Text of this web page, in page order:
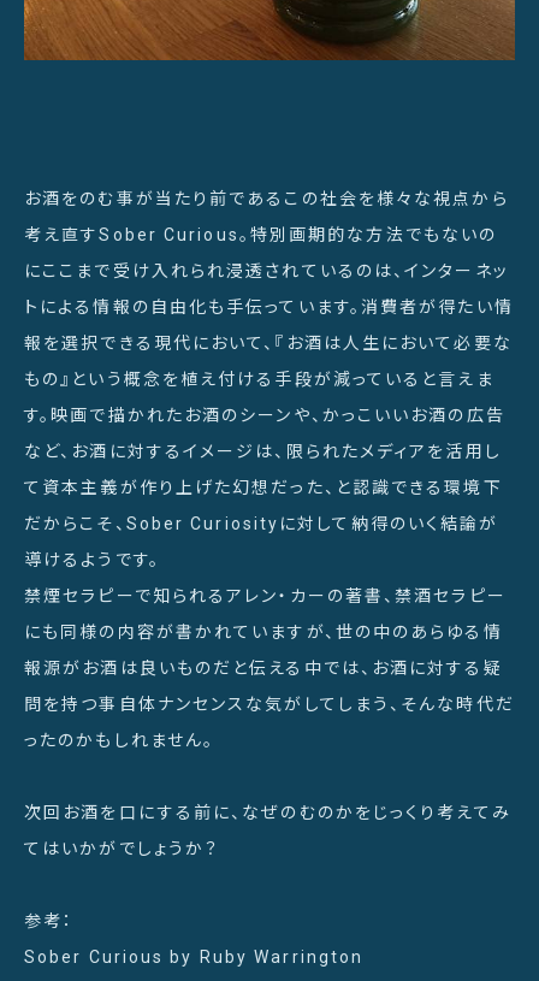
お酒をのむ事が当たり前であるこの社会を様々な視点から
考え直すSober Curious。特別画期的な方法でもないの
にここまで受け入れられ浸透されているのは、インターネッ
トによる情報の自由化も手伝っています。消費者が得たい情
報を選択できる現代において、『お酒は人生において必要な
もの』という概念を植え付ける手段が減っていると言えま
す。映画で描かれたお酒のシーンや、かっこいいお酒の広告
など、お酒に対するイメージは、限られたメディアを活用し
て資本主義が作り上げた幻想だった、と認識できる環境下
だからこそ、Sober Curiosityに対して納得のいく結論が
導けるようです。
禁煙セラピーで知られるアレン・カーの著書、禁酒セラピー
にも同様の内容が書かれていますが、世の中のあらゆる情
報源がお酒は良いものだと伝える中では、お酒に対する疑
問を持つ事自体ナンセンスな気がしてしまう、そんな時代だ
ったのかもしれません。
次回お酒を口にする前に、なぜのむのかをじっくり考えてみ
てはいかがでしょうか？
参考：
Sober Curious by Ruby Warrington